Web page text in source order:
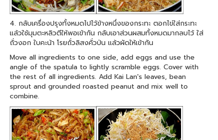
4. กลับเครื่องปรุงทั้งหมดไปไว้ข้างหนึ่งของกระทะ ตอกไข่ใส่กระทะ
แล้วใช้มุมตะหลิวตีให้พอเข้ากัน กลับเอาส่วนผสมทั้งหมดมากลบไว้ ใส่
ถั่วงอก ใบคะน้า โรยถั่วลิสงคั่วป่น แล้วผัดให้เข้ากัน
Move all ingredients to one side, add eggs and use the
angle of the spatula to lightly scramble eggs. Cover with
the rest of all ingredients. Add Kai Lan's leaves, bean
sprout and grounded roasted peanut and mix well to
combine.